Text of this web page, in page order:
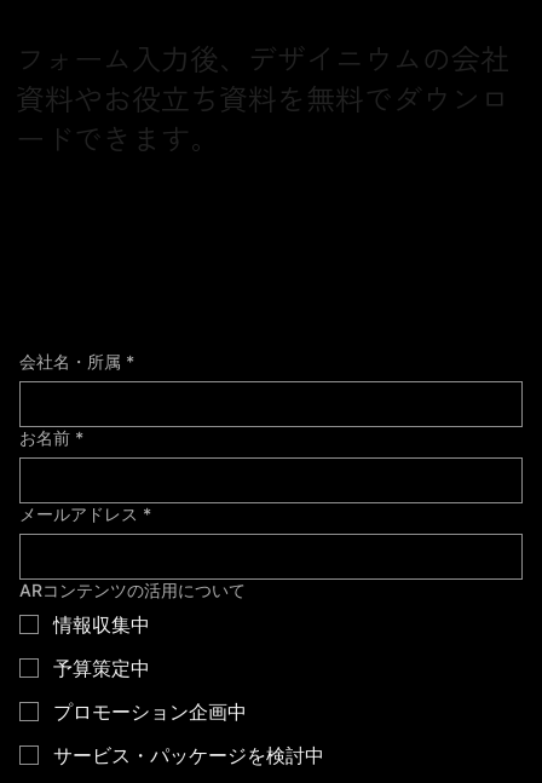
​フォーム入力後、デザイニウムの会社
資料やお役立ち資料を無料でダウンロ
ードできます。
会社名・所属 *
お名前 *
メールアドレス *
ARコンテンツの活用について
情報収集中
予算策定中
プロモーション企画中
サービス・パッケージを検討中